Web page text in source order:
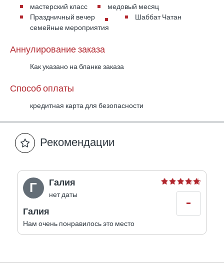
мастерский класс
медовый месяц
Праздничный вечер
Шаббат Чатан
семейные мероприятия
Аннулирование заказа
Как указано на бланке заказа
Способ оплаты
кредитная карта для безопасности
Рекомендации
Г Галия
нет даты
Галия
Нам очень понравилось это место
-